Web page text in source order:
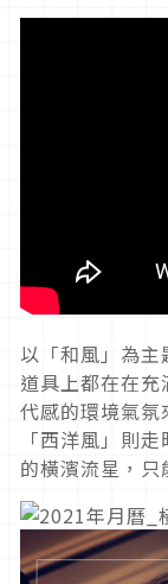
以「和風」為
道具上都在在
代感的環境氣
「西洋風」則
的橫濱流星，只